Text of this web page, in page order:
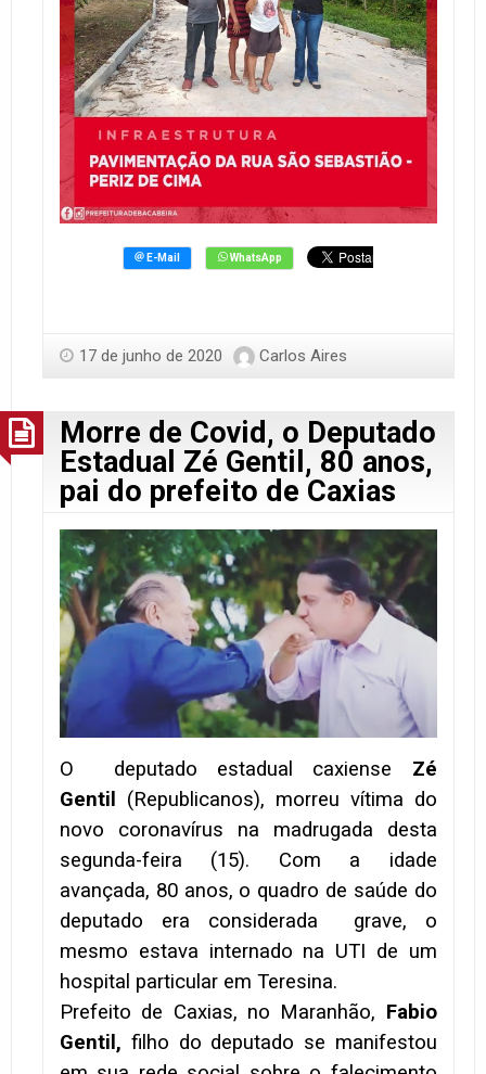
17 de junho de 2020 Carlos Aires
Morre de Covid, o Deputado
Estadual Zé Gentil, 80 anos,
pai do prefeito de Caxias
O deputado estadual caxiense Zé
Gentil (Republicanos), morreu vítima do
novo coronavírus na madrugada desta
segunda-feira (15). Com a idade
avançada, 80 anos, o quadro de saúde do
deputado era considerada grave, o
mesmo estava internado na UTI de um
hospital particular em Teresina.
Prefeito de Caxias, no Maranhão, Fabio
Gentil, filho do deputado se manifestou